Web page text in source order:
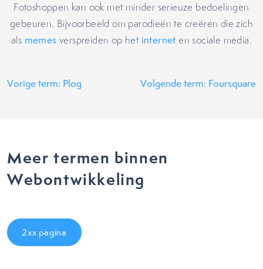
Fotoshoppen kan ook met minder serieuze bedoelingen
gebeuren. Bijvoorbeeld om parodieën te creëren die zich
als memes verspreiden op het internet en sociale media.
Vorige term: Plog Volgende term: Foursquare
Meer termen binnen
Webontwikkeling
2xx pagina